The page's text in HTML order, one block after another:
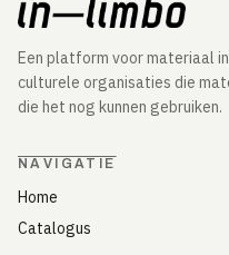
Een platform voor materiaal
culturele organisaties die
die het nog kunnen gebruiken.
NAVIGATIE
Home
Catalogus